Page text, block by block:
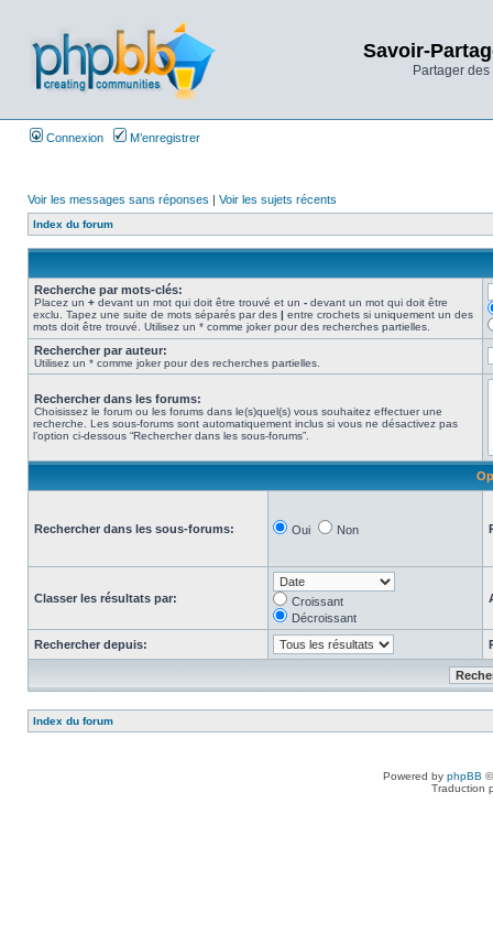
Savoir-
Partager
Connexion M’enregistrer
Voir les messages sans réponses | Voir les sujets récents
Index du forum
Recherche par mots-clés:
Placez un + devant un mot qui doit être trouvé et un - devant un mot qui doit être
exclu. Tapez une suite de mots séparés par des | entre crochets si uniquement un des
mots doit être trouvé. Utilisez un * comme joker pour des recherches partielles.
Rechercher par auteur:
Utilisez un * comme joker pour des recherches partielles.
Rechercher dans les forums:
Choisissez le forum ou les forums dans le(s)quel(s) vous souhaitez effectuer une
recherche. Les sous-forums sont automatiquement inclus si vous ne désactivez pas
l’option ci-dessous “Rechercher dans les sous-forums”.
Rechercher dans les sous-forums: Oui Non
Classer les résultats par:
Croissant
Décroissant
Rechercher depuis:
Index du forum
Powered by phpBB
Traduction